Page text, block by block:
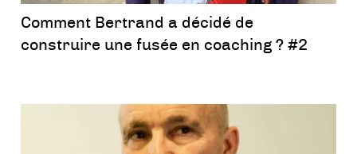
Comment Bertrand a décidé de
construire une fusée en coaching ? #2